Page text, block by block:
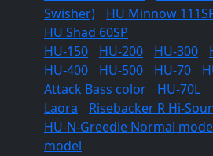
Swisher)
HU Minnow
HU Shad 60SP
HU-150
HU-200 HU-300
HU-400
HU-500 HU-70
Attack Bass color
HU-70L
Laora
Risebacker R Hi-
HU-N-Greedie Normal
model